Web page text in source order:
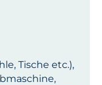
Tische etc.),